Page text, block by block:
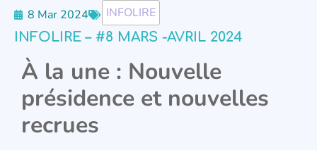
8 Mar 2024 INFOLIRE
INFOLIRE – #8 MARS -AVRIL 2024
À la une : Nouvelle
présidence et nouvelles
recrues